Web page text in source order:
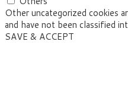
Other uncategorized cookies
and have not been classified
SAVE & ACCEPT